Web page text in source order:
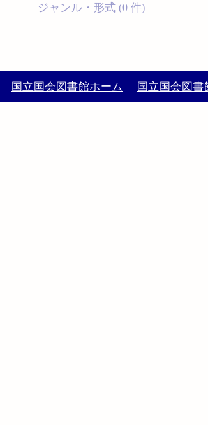
ジャンル・形式 (0 件)
国立国会図書館ホーム 国立国会図書